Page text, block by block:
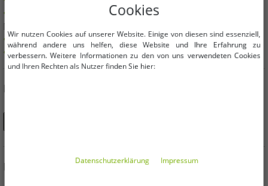
Mindestbestellwert ist 199€ netto | Keine
Mindestbestellmenge
Angebote bis zu 90% günstiger
Freie Größen und Mengen Auswahl
DU FINDEST UNS AUCH AUF
INFORMATIONEN
Cookies
Wir nutzen Cookies auf unserer Website. Einige von diesen sind essenziell,
während andere uns helfen, diese Website und Ihre Erfahrung zu
verbessern. Weitere Informationen zu den von uns verwendeten Cookies
und Ihren Rechten als Nutzer finden Sie hier:
Daten­schutz­erklärung Impressum